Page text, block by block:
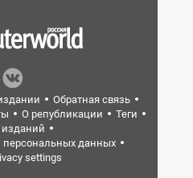
Обратная связь
О републикации
Теги
изданий
персональных данных
settings